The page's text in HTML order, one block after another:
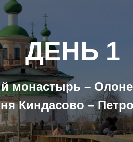
ДЕНЬ 1
монастырь –
Киндасово –